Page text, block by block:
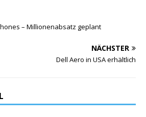
– Millionenabsatz geplant
NÄCHSTER
Dell Aero in USA erhältlich